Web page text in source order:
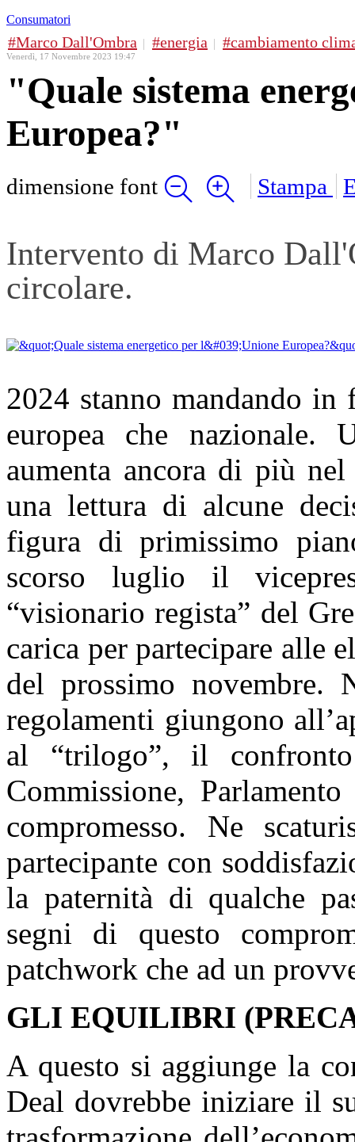
Consumatori
Marco Dall'Ombra energia cambiamento
Venerdì, 17 Novembre 2023 19:47
"Quale sistema
Europea?"
dimensione font Stampa
Intervento di Marco
circolare.
2024 stanno mandando
europea che nazionale.
aumenta ancora di più
una lettura di alcune
figura di primissimo
scorso luglio il
“visionario regista” del
carica per partecipare alle
del prossimo novembre.
regolamenti giungono
al “trilogo”, il
Commissione,
compromesso. Ne
partecipante con
la paternità di qualche
segni di questo
patchwork che ad un
GLI EQUILIBRI
A questo si aggiunge la
Deal dovrebbe iniziare il